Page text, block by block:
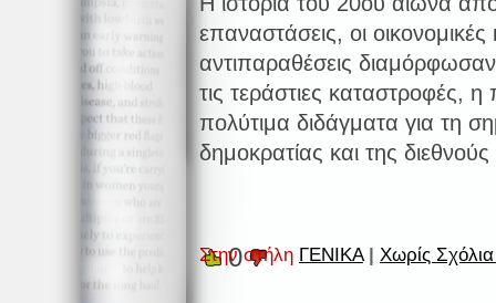
επαναστάσεις, οι οικονομικές
αντιπαραθέσεις
τις τεράστιες καταστροφές,
πολύτιμα διδάγματα για τη
δημοκρατίας και της
Στην στήλη ΓΕΝΙΚΑ | Χωρίς
0